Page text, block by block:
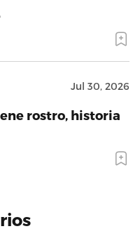
Jul 30, 2026
rostro, historia